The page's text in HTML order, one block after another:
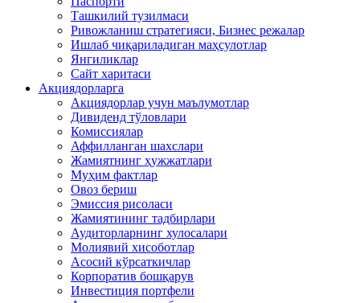
Ташкилий тузилмаси
Ривожланиш стратегияси, Бизнес режалар
Ишлаб чиқариладиган маҳсулотлар
Янгиликлар
Сайт харитаси
Акциядорларга
Акциядорлар учун маълумотлар
Дивиденд тўловлари
Комиссиялар
Аффилланган шахслари
Жамиятнинг ҳужжатлари
Муҳим фактлар
Овоз бериш
Эмиссия рисоласи
Жамиятининг тадбирлари
Аудиторларнинг хулосалари
Молиявий хисоботлар
Асосий кўрсаткичлар
Корпоратив бошқарув
Инвестиция портфели